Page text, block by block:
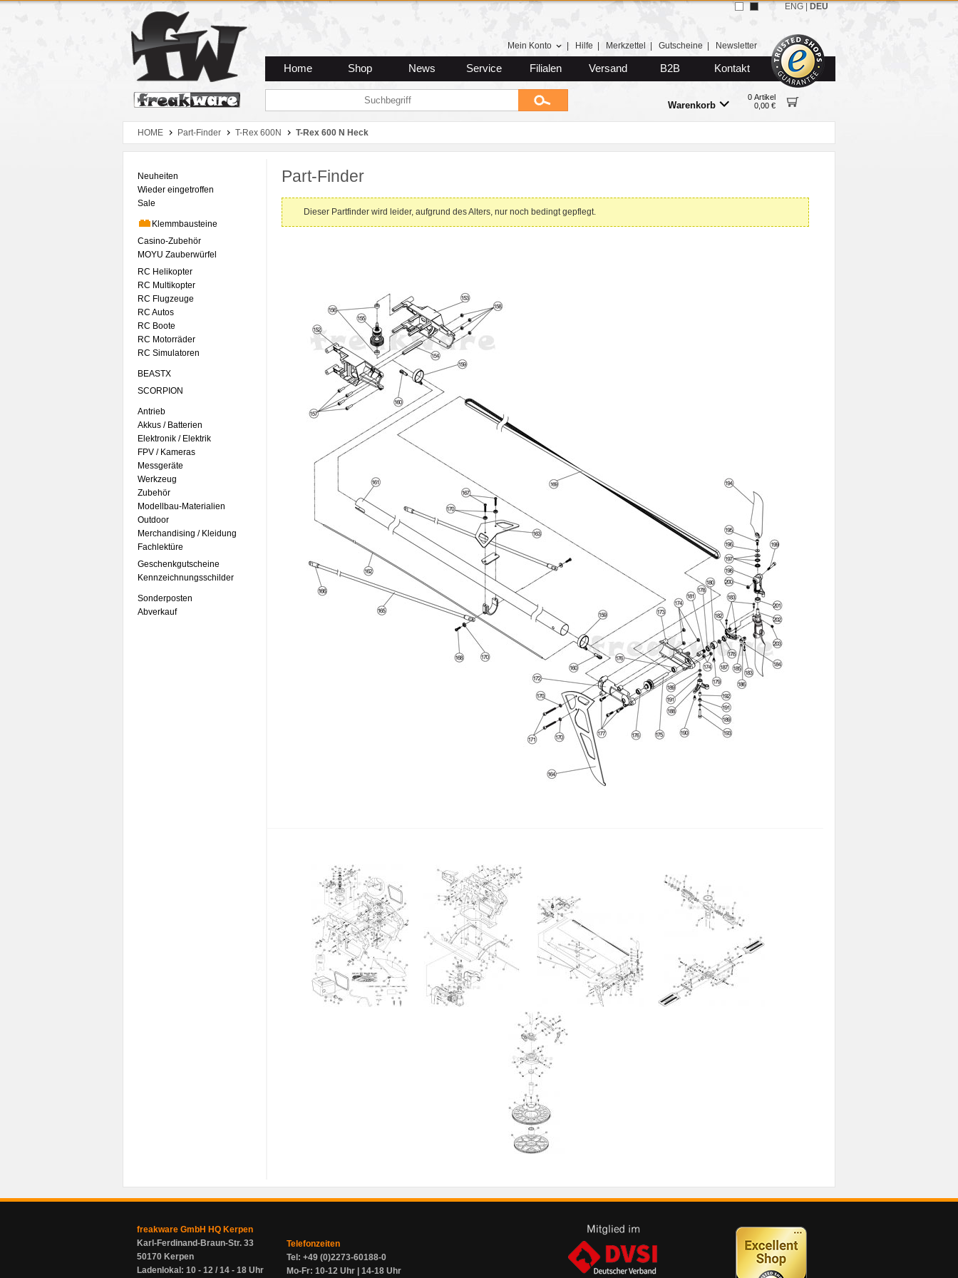
Zum Hauptmenue
Zum Seiteninhalt
Zum Warenkob
Mein Konto Hilfe Merkzettel Gutscheine Newsletter
Home Shop News Service Filialen Versand B2B Kontakt
Warenkorb
0 Artikel
0,00 €
ENG DEU
HOME Part-Finder T-Rex 600N T-Rex 600 N Heck
Neuheiten
Wieder eingetroffen
Sale
Klemmbausteine
Casino-Zubehör
MOYU Zauberwürfel
RC Helikopter
RC Multikopter
RC Flugzeuge
RC Autos
RC Boote
RC Motorräder
RC Simulatoren
BEASTX
SCORPION
Antrieb
Akkus / Batterien
Elektronik / Elektrik
FPV / Kameras
Messgeräte
Werkzeug
Zubehör
Modellbau-Materialien
Outdoor
Merchandising / Kleidung
Fachlektüre
Geschenkgutscheine
Kennzeichnungsschilder
Sonderposten
Abverkauf
Part-Finder
Dieser Partfinder wird leider, aufgrund des Alters, nur noch bedingt gepflegt.
freakware GmbH HQ Kerpen
Karl-Ferdinand-Braun-Str. 33
50170 Kerpen
Ladenlokal: 10 - 12 / 14 - 18 Uhr
Telefonzeiten
Tel: +49 (0)2273-60188-0
Mo-Fr: 10-12 Uhr | 14-18 Uhr